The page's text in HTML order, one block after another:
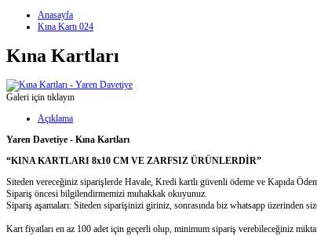
Anasayfa
Kına Kartı 024
Kına Kartları
Galeri için tıklayın
Açıklama
Yaren Davetiye - Kına Kartları
“KINA KARTLARI 8x10 CM VE ZARFSIZ ÜRÜNLERDİR”
Siteden vereceğiniz siparişlerde Havale, Kredi kartlı güvenli ödeme ve Kapıda
Sipariş öncesi bilgilendirmemizi muhakkak okuyunuz.
Sipariş aşamaları: Siteden siparişinizi giriniz, sonrasında biz whatsapp üzerinden
Kart fiyatları en az 100 adet için geçerli olup, minimum sipariş verebileceğiniz